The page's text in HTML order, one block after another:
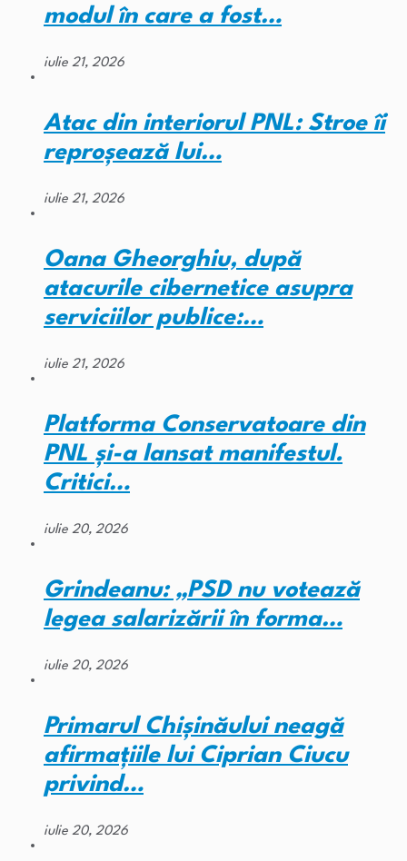
modul în care a fost…
iulie 21, 2026
Atac din interiorul PNL: Stroe îi
reproșează lui…
iulie 21, 2026
Oana Gheorghiu, după
atacurile cibernetice asupra
serviciilor publice:…
iulie 21, 2026
Platforma Conservatoare din
PNL și-a lansat manifestul.
Critici…
iulie 20, 2026
Grindeanu: „PSD nu votează
legea salarizării în forma…
iulie 20, 2026
Primarul Chişinăului neagă
afirmaţiile lui Ciprian Ciucu
privind…
iulie 20, 2026